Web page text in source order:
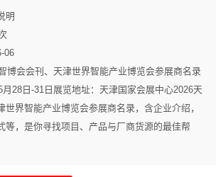
明
06
博会会刊、天津世界智能产业博览会参展商名录
月28日-31日展览地址：天津国家会展中心2026天
世界智能产业博览会参展商名录，含企业介绍，
等，是你寻找项目、产品与厂商货源的最佳帮